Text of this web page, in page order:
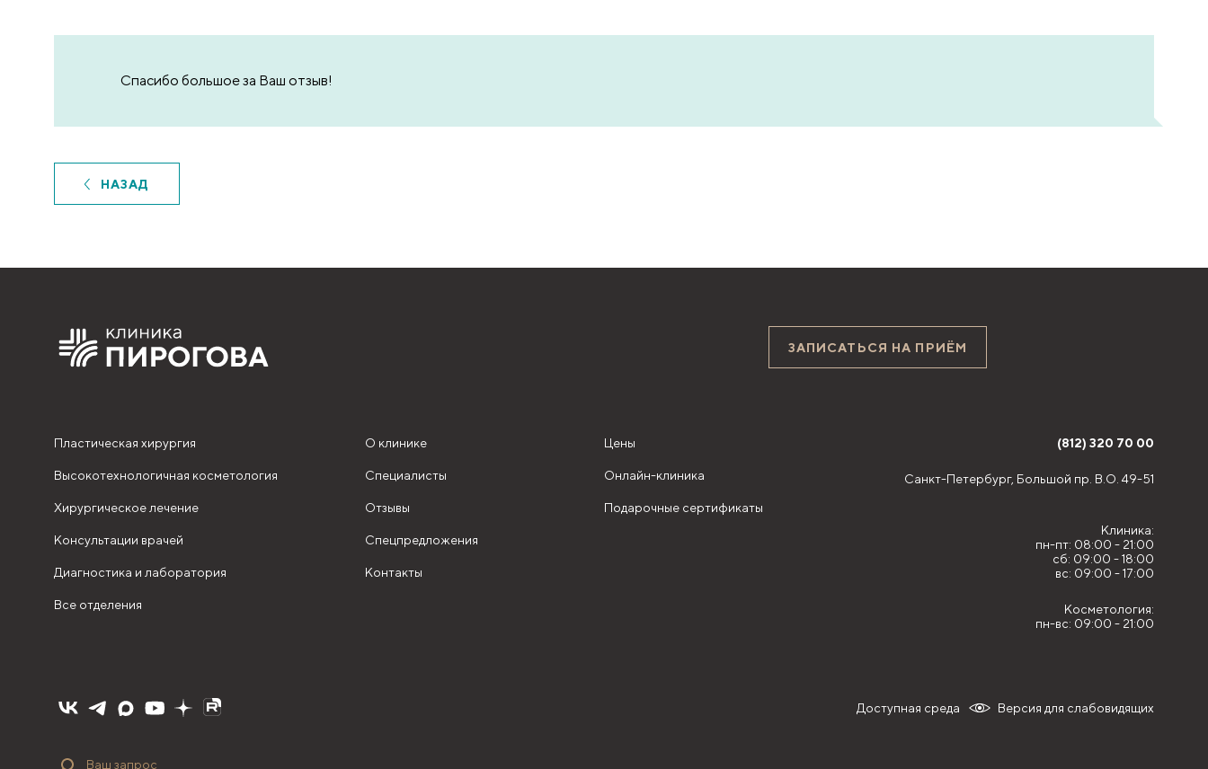
Спасибо большое за Ваш отзыв!
НАЗАД
ЗАПИСАТЬСЯ НА ПРИЁМ
Пластическая хирургия
Высокотехнологичная косметология
Хирургическое лечение
Консультации врачей
Диагностика и лаборатория
Все отделения
О клинике
Специалисты
Отзывы
Спецпредложения
Контакты
Цены
Онлайн-клиника
Подарочные сертификаты
(812) 320 70 00
Санкт-Петербург, Большой пр. В.О. 49-51
Клиника:
пн-пт: 08:00 - 21:00
сб: 09:00 - 18:00
вс: 09:00 - 17:00
Косметология:
пн-вс: 09:00 - 21:00
Версия для слабовидящих
Доступная среда